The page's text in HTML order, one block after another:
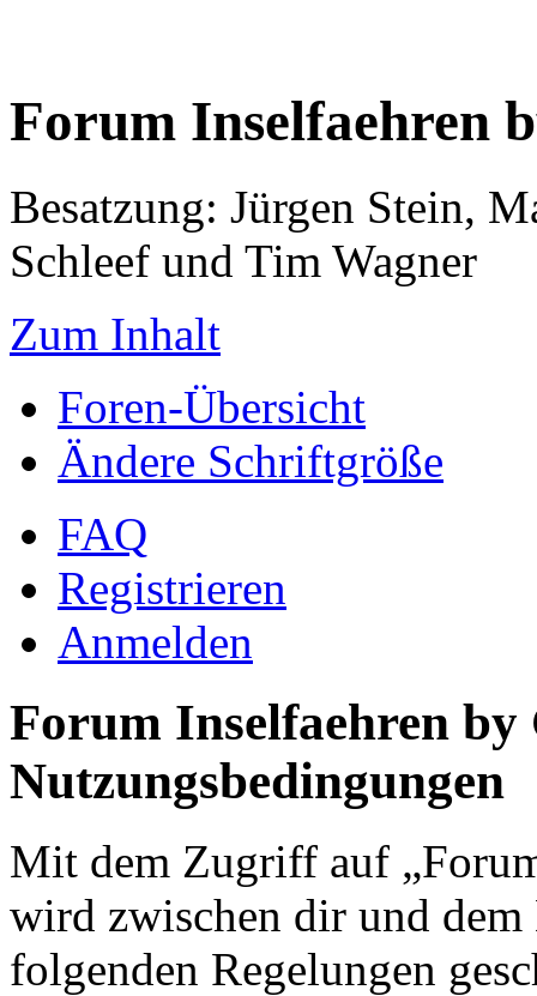
Forum Inselfaehren
Besatzung: Jürgen Stein,
Schleef und Tim Wagner
Zum Inhalt
Foren-Übersicht
Ändere Schriftgröße
FAQ
Registrieren
Anmelden
Forum Inselfaehren by
Nutzungsbedingungen
Mit dem Zugriff auf
wird zwischen dir und
folgenden Regelungen